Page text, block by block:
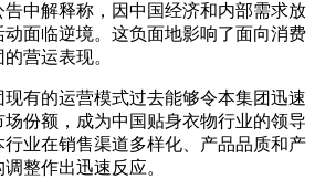
解释称，因中国经济和内部需求放
面临逆境。这负面地影响了面向消费
营运表现。
的运营模式过去能够令本集团迅速
份额，成为中国贴身衣物行业的领导
业在销售渠道多样化、产品品质和产
整作出迅速反应。